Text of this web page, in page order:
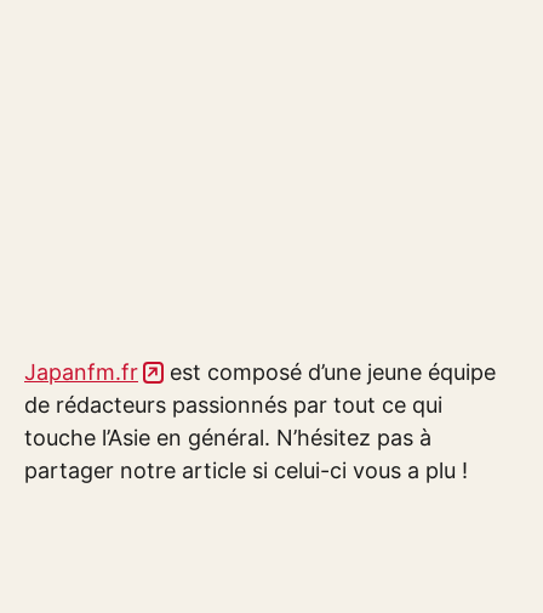
Japanfm.fr
est composé d’une jeune équipe
de rédacteurs passionnés par tout ce qui
touche l’Asie en général. N’hésitez pas à
partager notre article si celui-ci vous a plu !